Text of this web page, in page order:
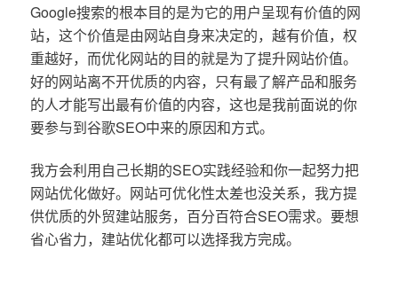
Google搜索的根本目的是为它的用户呈现有价值的网
站，这个价值是由网站自身来决定的，越有价值，权
重越好，而优化网站的目的就是为了提升网站价值。
好的网站离不开优质的内容，只有最了解产品和服务
的人才能写出最有价值的内容，这也是我前面说的你
要参与到谷歌SEO中来的原因和方式。
我方会利用自己长期的SEO实践经验和你一起努力把
网站优化做好。网站可优化性太差也没关系，我方提
供优质的外贸建站服务，百分百符合SEO需求。要想
省心省力，建站优化都可以选择我方完成。